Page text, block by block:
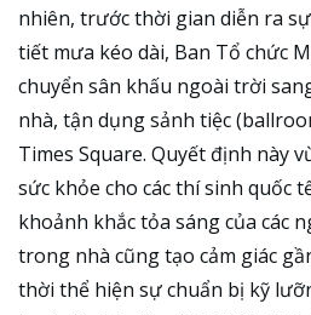
nhiên, trước thời gian diễn ra
tiết mưa kéo dài, Ban Tổ chức
chuyển sân khấu ngoài trời
nhà, tận dụng sảnh tiệc
Times Square. Quyết định này
sức khỏe cho các thí sinh quốc
khoảnh khắc tỏa sáng của các
trong nhà cũng tạo cảm giác
thời thể hiện sự chuẩn bị kỹ